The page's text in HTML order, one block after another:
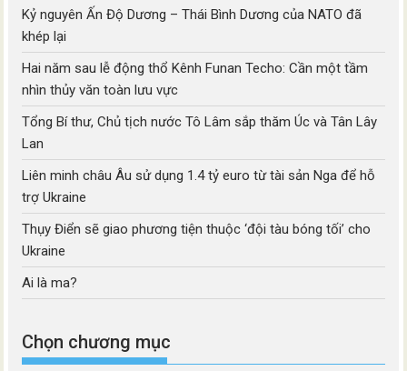
Kỷ nguyên Ấn Độ Dương – Thái Bình Dương của NATO đã
khép lại
Hai năm sau lễ động thổ Kênh Funan Techo: Cần một tầm
nhìn thủy văn toàn lưu vực
Tổng Bí thư, Chủ tịch nước Tô Lâm sắp thăm Úc và Tân Lây
Lan
Liên minh châu Âu sử dụng 1.4 tỷ euro từ tài sản Nga để hỗ
trợ Ukraine
Thụy Điển sẽ giao phương tiện thuộc ‘đội tàu bóng tối’ cho
Ukraine
Ai là ma?
Chọn chương mục